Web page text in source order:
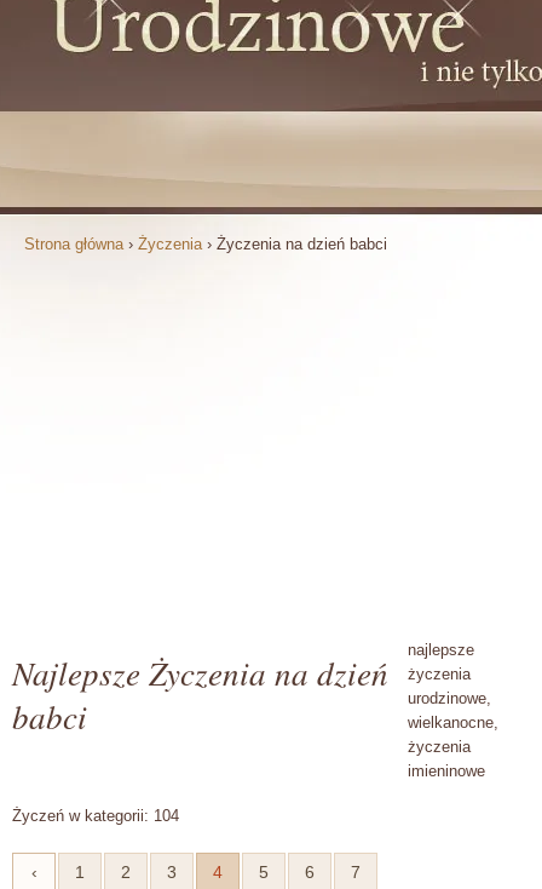
Strona główna › Życzenia › Życzenia na dzień babci
Najlepsze Życzenia na dzień
babci
Życzeń w kategorii: 104
‹ 1 2 3 4 5 6 7
najlepsze
życzenia
urodzinowe,
wielkanocne,
życzenia
imieninowe